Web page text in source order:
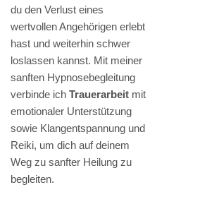
du den Verlust eines
wertvollen Angehörigen erlebt
hast und weiterhin schwer
loslassen kannst. Mit meiner
sanften Hypnosebegleitung
verbinde ich Trauerarbeit mit
emotionaler Unterstützung
sowie Klangentspannung und
Reiki, um dich auf deinem
Weg zu sanfter Heilung zu
begleiten.